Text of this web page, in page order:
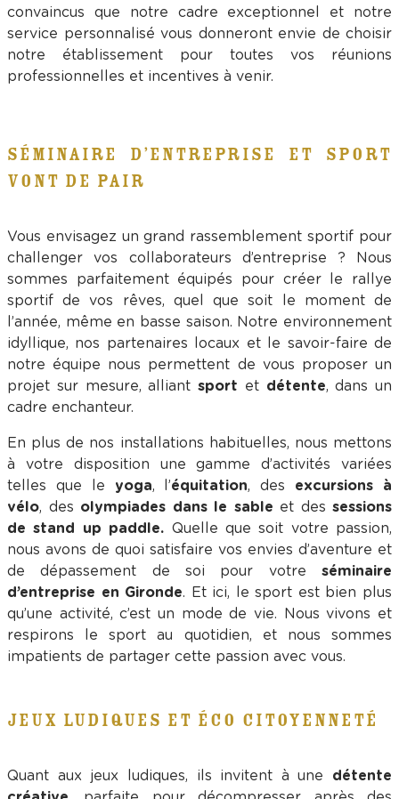
convaincus que notre cadre exceptionnel et notre
service personnalisé vous donneront envie de choisir
notre établissement pour toutes vos réunions
professionnelles et incentives à venir.
SÉMINAIRE D’ENTREPRISE ET SPORT
VONT DE PAIR
Vous envisagez un grand rassemblement sportif pour
challenger vos collaborateurs d’entreprise ? Nous
sommes parfaitement équipés pour créer le rallye
sportif de vos rêves, quel que soit le moment de
l’année, même en basse saison. Notre environnement
idyllique, nos partenaires locaux et le savoir-faire de
notre équipe nous permettent de vous proposer un
projet sur mesure, alliant sport et détente, dans un
cadre enchanteur.
En plus de nos installations habituelles, nous mettons
à votre disposition une gamme d’activités variées
telles que le yoga, l’équitation, des excursions à
vélo, des olympiades dans le sable et des sessions
de stand up paddle. Quelle que soit votre passion,
nous avons de quoi satisfaire vos envies d’aventure et
de dépassement de soi pour votre séminaire
d’entreprise en Gironde. Et ici, le sport est bien plus
qu’une activité, c’est un mode de vie. Nous vivons et
respirons le sport au quotidien, et nous sommes
impatients de partager cette passion avec vous.
JEUX LUDIQUES ET ÉCO CITOYENNETÉ
Quant aux jeux ludiques, ils invitent à une détente